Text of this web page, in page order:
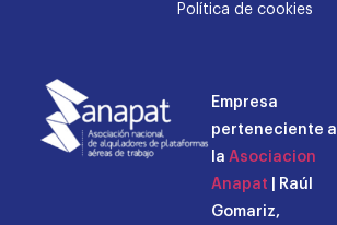
Política de cookies
Empresa
perteneciente a
la Asociacion
Anapat | Raúl
Gomariz,